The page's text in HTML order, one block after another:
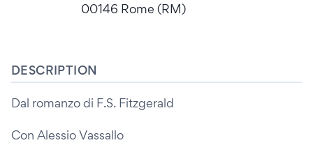
00146 Rome (RM)
DESCRIPTION
Dal romanzo di F.S. Fitzgerald
Con Alessio Vassallo